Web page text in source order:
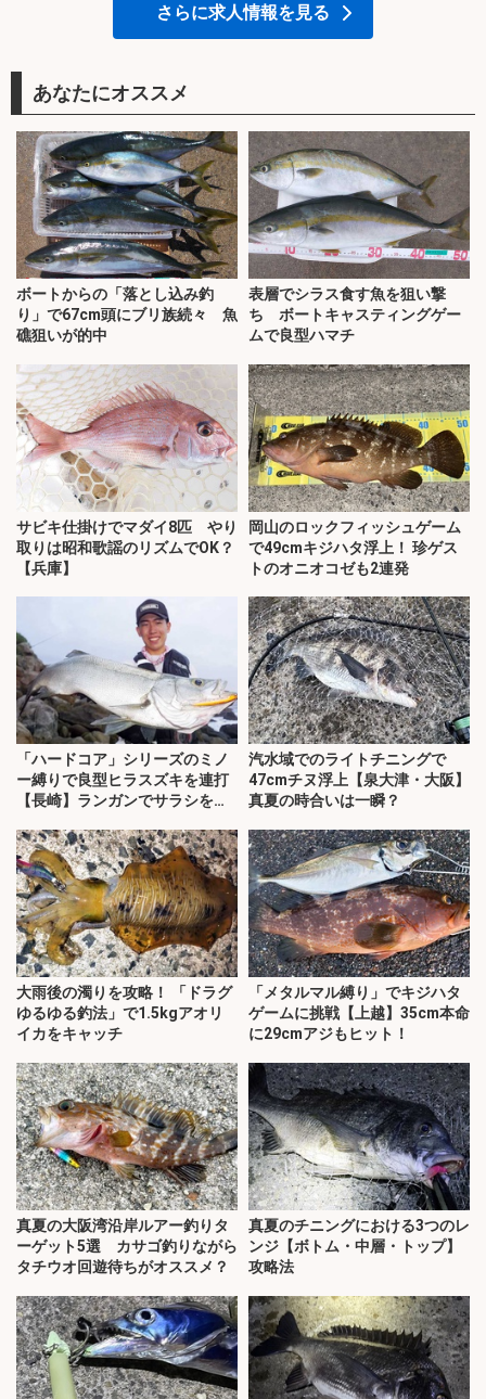
さらに求人情報を見る
あなたにオススメ
ボートからの「落とし込み釣
り」で67cm頭にブリ族続々 魚
礁狙いが的中
表層でシラス食す魚を狙い撃
ち ボートキャスティングゲー
ムで良型ハマチ
サビキ仕掛けでマダイ8匹 やり
取りは昭和歌謡のリズムでOK？
【兵庫】
岡山のロックフィッシュゲーム
で49cmキジハタ浮上！ 珍ゲス
トのオニオコゼも2連発
「ハードコア」シリーズのミノ
ー縛りで良型ヒラスズキを連打
【長崎】ランガンでサラシを攻
汽水域でのライトチニングで
47cmチヌ浮上【泉大津・大阪】
真夏の時合いは一瞬？
大雨後の濁りを攻略！ 「ドラグ
ゆるゆる釣法」で1.5kgアオリ
イカをキャッチ
「メタルマル縛り」でキジハタ
ゲームに挑戦【上越】35cm本命
に29cmアジもヒット！
真夏の大阪湾沿岸ルアー釣りタ
ーゲット5選 カサゴ釣りながら
タチウオ回遊待ちがオススメ？
真夏のチニングにおける3つのレ
ンジ【ボトム・中層・トップ】
攻略法